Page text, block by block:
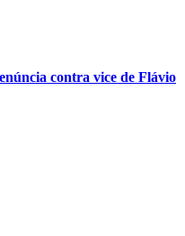
contra vice de Flávio